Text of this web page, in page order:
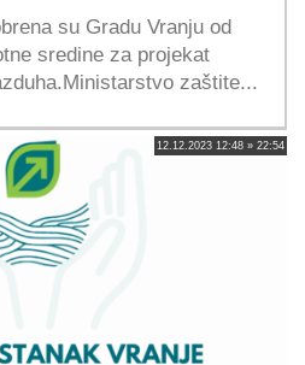
su Gradu Vranju od
sredine za projekat
zaštite...
12.12.2023 12:48 » 22:54